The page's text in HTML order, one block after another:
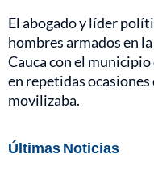
El abogado y líder
hombres armados en
Cauca con el
en repetidas
movilizaba.
Últimas Noticias